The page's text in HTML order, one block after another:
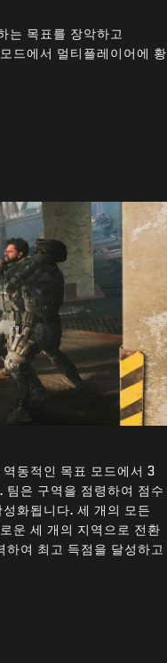
는 목표를 장악하고
드에서 멀티플레이어에 황
동적인 목표 모드에서 3
팀은 구역을 점령하여 점수
화됩니다. 세 개의 모든
운 세 개의 지역으로 전환
하여 최고 득점을 달성하고